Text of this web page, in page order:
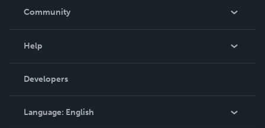
In The News
Community
Podcast
Help
Order Lookup
Knowledge Base
Contact Support
Developers
Language: English